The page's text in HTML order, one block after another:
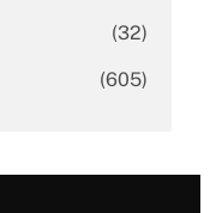
(32)
(605)